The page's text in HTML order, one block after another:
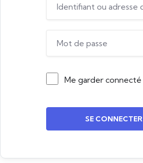
Me garder connecté
SE CONNECTER